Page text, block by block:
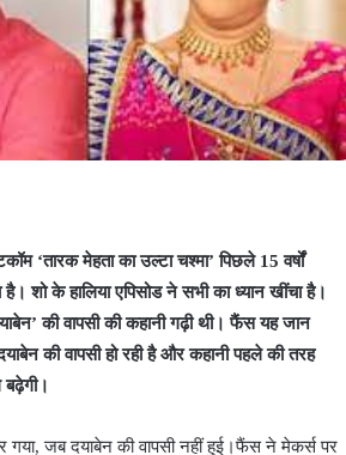
‘तारक मेहता का उल्टा चश्मा’ पिछले 15 वर्षों
शो के हालिया एपिसोड ने सभी का ध्यान खींचा है।
की वापसी की कहानी गढ़ी थी। फैंस यह जान
की वापसी हो रही है और कहानी पहले की तरह
गया, जब दयाबेन की वापसी नहीं हुई।फैंस ने मेकर्स पर